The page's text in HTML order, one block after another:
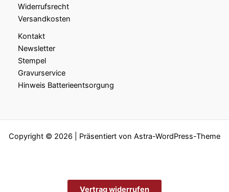
Widerrufsrecht
Versandkosten
Kontakt
Newsletter
Stempel
Gravurservice
Hinweis Batterieentsorgung
Copyright © 2026 | Präsentiert von Astra-WordPress-Theme
Vertrag widerrufen